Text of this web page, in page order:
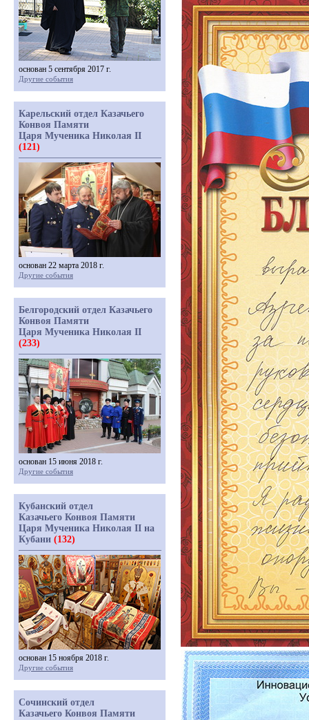
основан 5 сентября 2017 г.
Другие события
Карельский отдел Казачьего
Конвоя Памяти
Царя Мученика Николая II
(121)
основан 22 марта 2018 г.
Другие события
Белгородский отдел Казачьего
Конвоя Памяти
Царя Мученика Николая II
(233)
основан 15 июня 2018 г.
Другие события
Кубанский отдел
Казачьего Конвоя Памяти
Царя Мученика Николая II на
Кубани (132)
основан 15 ноября 2018 г.
Другие события
Сочинский отдел
Казачьего Конвоя Памяти